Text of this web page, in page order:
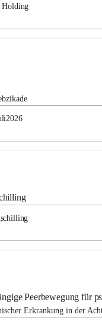
Holding
Peerbewegung für
Erkrankung in der